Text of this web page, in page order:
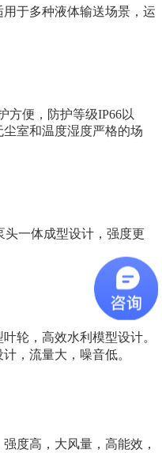
于多种液体输送场景，运
方便，防护等级IP66以
尘室和温度湿度严格的场
头一体成型设计，强度更
轮，高效水利模型设计。
，流量大，噪音低。
强度高，大风量，高能效，